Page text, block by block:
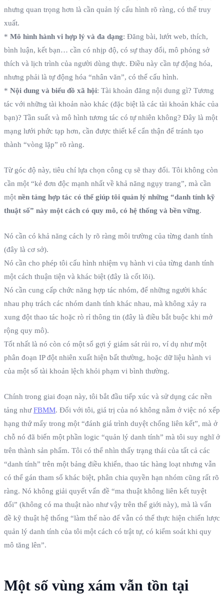
nhưng quan trọng hơn là cần quản lý cấu hình rõ ràng, có thể truy
xuất.
* Mô hình hành vi hợp lý và đa dạng: Đăng bài, lướt web, thích,
bình luận, kết bạn… cần có nhịp độ, có sự thay đổi, mô phỏng sở
thích và lịch trình của người dùng thực. Điều này cần tự động hóa,
nhưng phải là tự động hóa “nhân văn”, có thể cấu hình.
* Nội dung và biểu đồ xã hội: Tài khoản đăng nội dung gì? Tương
tác với những tài khoản nào khác (đặc biệt là các tài khoản khác của
bạn)? Tần suất và mô hình tương tác có tự nhiên không? Đây là một
mạng lưới phức tạp hơn, cần được thiết kế cẩn thận để tránh tạo
thành “vòng lặp” rõ ràng.
Từ góc độ này, tiêu chí lựa chọn công cụ sẽ thay đổi. Tôi không còn
cần một “kẻ đơn độc mạnh nhất về khả năng ngụy trang”, mà cần
một nền tảng hợp tác có thể giúp tôi quản lý những “danh tính kỹ
thuật số” này một cách có quy mô, có hệ thống và bền vững.
Nó cần có khả năng cách ly rõ ràng môi trường của từng danh tính
(đây là cơ sở).
Nó cần cho phép tôi cấu hình nhiệm vụ hành vi của từng danh tính
một cách thuận tiện và khác biệt (đây là cốt lõi).
Nó cần cung cấp chức năng hợp tác nhóm, để những người khác
nhau phụ trách các nhóm danh tính khác nhau, mà không xảy ra
xung đột thao tác hoặc rò rỉ thông tin (đây là điều bắt buộc khi mở
rộng quy mô).
Tốt nhất là nó còn có một số gợi ý giám sát rủi ro, ví dụ như một
phân đoạn IP đột nhiên xuất hiện bất thường, hoặc dữ liệu hành vi
của một số tài khoản lệch khỏi phạm vi bình thường.
Chính trong giai đoạn này, tôi bắt đầu tiếp xúc và sử dụng các nền
tảng nhưFBMM. Đối với tôi, giá trị của nó không nằm ở việc nó xếp
hạng thứ mấy trong một “đánh giá trình duyệt chống liên kết”, mà ở
chỗ nó đã biến một phần logic “quản lý danh tính” mà tôi suy nghĩ ở
trên thành sản phẩm. Tôi có thể nhìn thấy trạng thái của tất cả các
“danh tính” trên một bảng điều khiển, thao tác hàng loạt nhưng vẫn
có thể gán tham số khác biệt, phân chia quyền hạn nhóm cũng rất rõ
ràng. Nó không giải quyết vấn đề “ma thuật không liên kết tuyệt
đối” (không có ma thuật nào như vậy trên thế giới này), mà là vấn
đề kỹ thuật hệ thống “làm thế nào để vẫn có thể thực hiện chiến lược
quản lý danh tính của tôi một cách có trật tự, có kiểm soát khi quy
mô tăng lên”.
Một số vùng xám vẫn tồn tại